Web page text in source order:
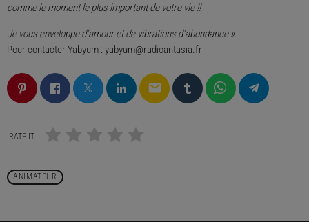
comme le moment le plus important de votre vie !!
Je vous enveloppe d’amour et de vibrations d’abondance »
Pour contacter Yabyum : yabyum@radioantasia.fr
email
RATE IT
ANIMATEUR